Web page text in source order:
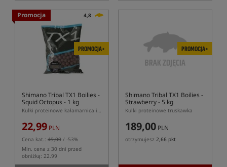
Promocja 4,8
PROMOCJA+
Shimano Tribal TX1 Boilies -
Squid Octopus - 1 kg
Kulki proteinowe kałamarnica i ośmiornica
22,99 PLN
Cena kat.: 49,00 / -53%
Min. cena z 30 dni przed
obniżką: 22.99
PROMOCJA+
Shimano Tribal TX1 Boilies -
Strawberry - 5 kg
Kulki proteinowe truskawka
189,00 PLN
otrzymujesz 2,66 pkt